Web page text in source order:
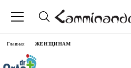
Главная ЖЕНЩИНАМ